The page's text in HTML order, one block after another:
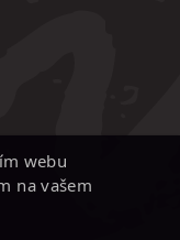
webu
na vašem